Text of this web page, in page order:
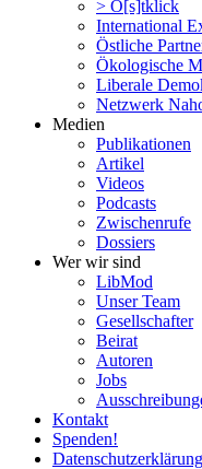
> O[s]tklick
Inter­na­tional
Östliche
Ökolo­gische
Liberale
Netzwerk
Medien
Publi­ka­tionen
Artikel
Videos
Podcasts
Zwischenrufe
Dossiers
Wer wir sind
LibMod
Unser Team
Gesell­schafter
Beirat
Autoren
Jobs
Kontakt
Spenden!
Daten­schutz­er­klärung